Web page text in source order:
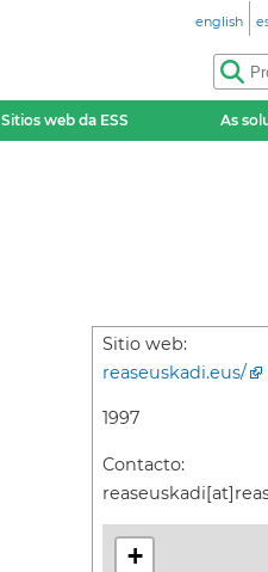
english
Sitios web da ESS As
Sitio web:
reaseuskadi.eus/
1997
Contacto:
+